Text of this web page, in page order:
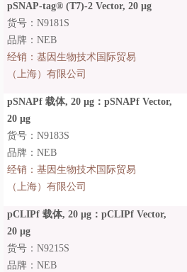
pSNAP-tag® (T7)-2 Vector, 20 µg
货号：N9181S
品牌：NEB
经销： 基因生物技术国际贸易
（上海）有限公司
pSNAPf 载体, 20 µg：pSNAPf Vector,
20 µg
货号：N9183S
品牌：NEB
经销： 基因生物技术国际贸易
（上海）有限公司
pCLIPf 载体, 20 µg：pCLIPf Vector,
20 µg
货号：N9215S
品牌：NEB